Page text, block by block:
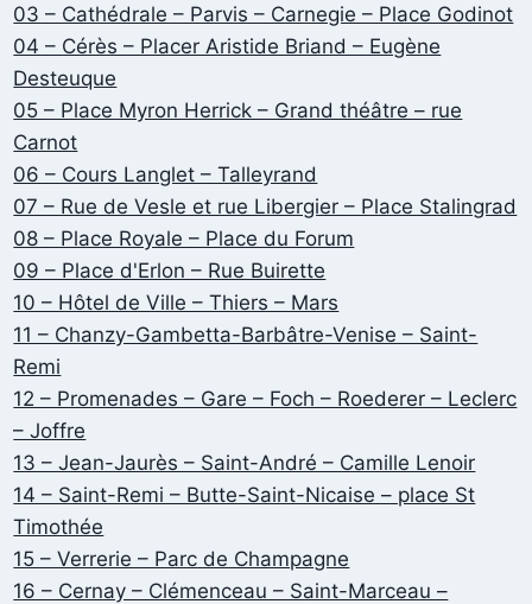
03 – Cathédrale – Parvis – Carnegie – Place Godinot
04 – Cérès – Placer Aristide Briand – Eugène
Desteuque
05 – Place Myron Herrick – Grand théâtre – rue
Carnot
06 – Cours Langlet – Talleyrand
07 – Rue de Vesle et rue Libergier – Place Stalingrad
08 – Place Royale – Place du Forum
09 – Place d'Erlon – Rue Buirette
10 – Hôtel de Ville – Thiers – Mars
11 – Chanzy-Gambetta-Barbâtre-Venise – Saint-
Remi
12 – Promenades – Gare – Foch – Roederer – Leclerc
– Joffre
13 – Jean-Jaurès – Saint-André – Camille Lenoir
14 – Saint-Remi – Butte-Saint-Nicaise – place St
Timothée
15 – Verrerie – Parc de Champagne
16 – Cernay – Clémenceau – Saint-Marceau –